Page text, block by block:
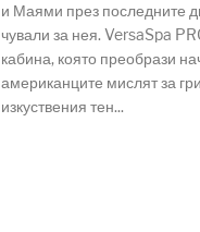
и Маями през последните
чували за нея. VersaSpa
кабина, която преобрази
американците мислят за
изкуствения тен...